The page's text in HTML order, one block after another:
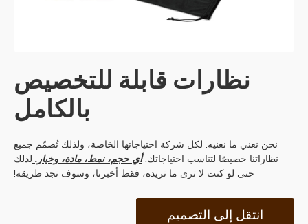
نظارات قابلة للتخصيص
بالكامل
نحن نعني ما نعنيه. لكل شركة احتياجاتها الخاصة، ولذلك تُصمّم جميع
نظاراتنا خصيصًا لتناسب احتياجاتك.أي حجم، نمط، مادة، وخيار. لذلك
حتى لو كنت لا ترى ما تريده، فقط أخبرنا، وسوف نجد طريقة!
انتقل إلى التصميم